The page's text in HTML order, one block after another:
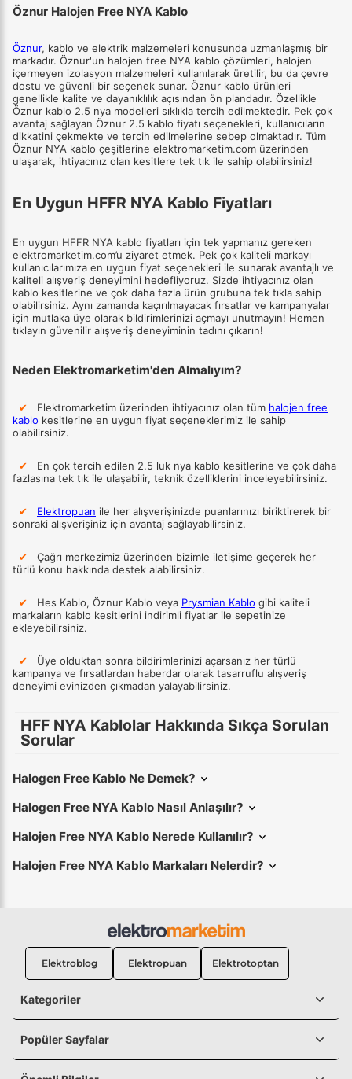
Öznur Halojen Free NYA Kablo
Öznur, kablo ve elektrik malzemeleri konusunda uzmanlaşmış bir
markadır. Öznur'un halojen free NYA kablo çözümleri, halojen
içermeyen izolasyon malzemeleri kullanılarak üretilir, bu da çevre
dostu ve güvenli bir seçenek sunar. Öznur kablo ürünleri
genellikle kalite ve dayanıklılık açısından ön plandadır. Özellikle
Öznur kablo 2.5 nya modelleri sıklıkla tercih edilmektedir. Pek çok
avantaj sağlayan Öznur 2.5 kablo fiyatı seçenekleri, kullanıcıların
dikkatini çekmekte ve tercih edilmelerine sebep olmaktadır. Tüm
Öznur NYA kablo çeşitlerine elektromarketim.com üzerinden
ulaşarak, ihtiyacınız olan kesitlere tek tık ile sahip olabilirsiniz!
En Uygun HFFR NYA Kablo Fiyatları
En uygun HFFR NYA kablo fiyatları için tek yapmanız gereken
elektromarketim.com’u ziyaret etmek. Pek çok kaliteli markayı
kullanıcılarımıza en uygun fiyat seçenekleri ile sunarak avantajlı ve
kaliteli alışveriş deneyimini hedefliyoruz. Sizde ihtiyacınız olan
kablo kesitlerine ve çok daha fazla ürün grubuna tek tıkla sahip
olabilirsiniz. Aynı zamanda kaçırılmayacak fırsatlar ve kampanyalar
için mutlaka üye olarak bildirimlerinizi açmayı unutmayın! Hemen
tıklayın güvenilir alışveriş deneyiminin tadını çıkarın!
Neden Elektromarketim'den Almalıyım?
✔ Elektromarketim üzerinden ihtiyacınız olan tüm halojen free
kablo kesitlerine en uygun fiyat seçeneklerimiz ile sahip
olabilirsiniz.
✔
En çok tercih edilen 2.5 luk nya kablo kesitlerine ve çok daha
fazlasına tek tık ile ulaşabilir, teknik özelliklerini inceleyebilirsiniz.
✔ Elektropuan ile her alışverişinizde puanlarınızı biriktirerek bir
sonraki alışverişiniz için avantaj sağlayabilirsiniz.
✔
Çağrı merkezimiz üzerinden bizimle iletişime geçerek her
türlü konu hakkında destek alabilirsiniz.
✔ Hes Kablo, Öznur Kablo veya Prysmian Kablo gibi kaliteli
markaların kablo kesitlerini indirimli fiyatlar ile sepetinize
ekleyebilirsiniz.
✔
Üye olduktan sonra bildirimlerinizi açarsanız her türlü
kampanya ve fırsatlardan haberdar olarak tasarruflu alışveriş
deneyimi evinizden çıkmadan yalayabilirsiniz.
HFF NYA Kablolar Hakkında Sıkça Sorulan
Sorular
Halogen Free Kablo Ne Demek?
Halogen Free NYA Kablo Nasıl Anlaşılır?
Halojen Free NYA Kablo Nerede Kullanılır?
Halojen Free NYA Kablo Markaları Nelerdir?
Elektroblog Elektropuan Elektrotoptan
Kategoriler
Popüler Sayfalar